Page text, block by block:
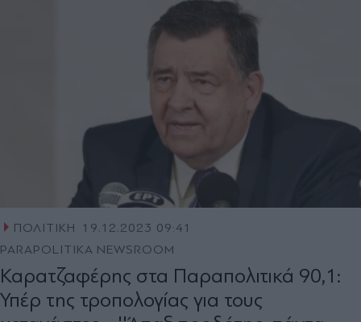
ΠΟΛΙΤΙΚΗ
19.12.2023 09:41
PARAPOLITIKA NEWSROOM
Καρατζαφέρης στα Παραπολιτικά 90,1:
Υπέρ της τροπολογίας για τους